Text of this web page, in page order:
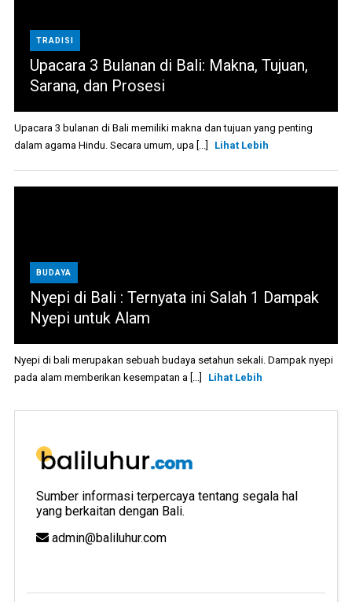
TRADISI
Upacara 3 Bulanan di Bali: Makna, Tujuan,
Sarana, dan Prosesi
Upacara 3 bulanan di Bali memiliki makna dan tujuan yang penting
dalam agama Hindu. Secara umum, upa [...]
Lihat Lebih
BUDAYA
Nyepi di Bali : Ternyata ini Salah 1 Dampak
Nyepi untuk Alam
Nyepi di bali merupakan sebuah budaya setahun sekali. Dampak nyepi
pada alam memberikan kesempatan a [...]
Lihat Lebih
Sumber informasi terpercaya tentang segala hal
yang berkaitan dengan Bali.
admin@baliluhur.com